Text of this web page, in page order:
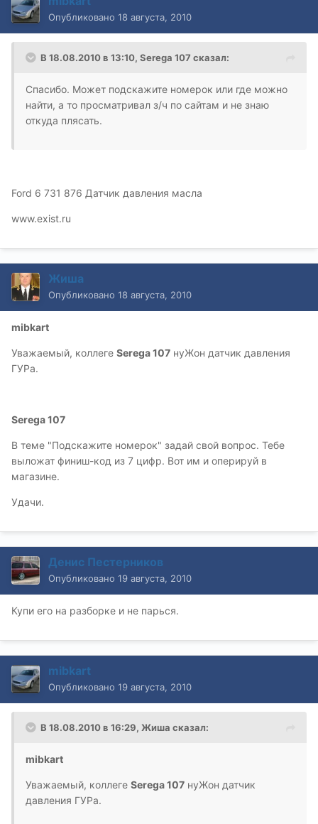
Опубликовано 18 августа, 2010
В 18.08.2010 в 13:10, Serega 107 сказал:
Спасибо. Может подскажите номерок или где можно
найти, а то просматривал з/ч по сайтам и не знаю
откуда плясать.
Ford 6 731 876 Датчик давления масла
www.exist.ru
Жиша
Опубликовано 18 августа, 2010
mibkart
Уважаемый, коллеге Serega 107 нуЖон датчик давления
ГУРа.
Serega 107
В теме "Подскажите номерок" задай свой вопрос. Тебе
выложат финиш-код из 7 цифр. Вот им и оперируй в
магазине.
Удачи.
Денис Пестерников
Опубликовано 19 августа, 2010
Купи его на разборке и не парься.
mibkart
Опубликовано 19 августа, 2010
В 18.08.2010 в 16:29, Жиша сказал:
mibkart
Уважаемый, коллеге Serega 107 нуЖон датчик
давления ГУРа.